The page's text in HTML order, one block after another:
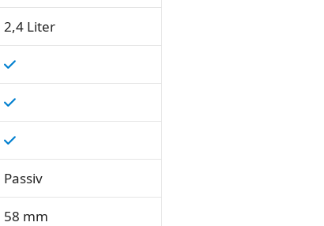
2,4 Liter
Passiv
58 mm